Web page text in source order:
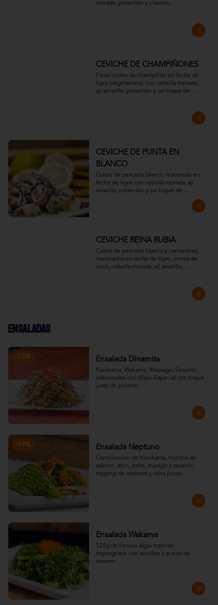
morada, pimentón y cilantro.
CEVICHE DE CHAMPIÑONES
Finos cortes de champiñón en leche de
tigre (vegetariana)  con cebolla morada,
ají amarillo, pimentón y un toque de
CEVICHE DE PUNTA EN
BLANCO
Cubos de pescado blanco, macerado en
leche de tigre con cebolla morada, ají
amarillo, pimentón y un toque de
CEVICHE REINA RUBIA
Cubos de pescado blanco y camarones,
macerados en leche de tigre, crema de
coco, cebolla morada, ají amarillo,
Ensaladas
-15% Ensalada Dinamita
Kanikama, Wakame, Massago, Sesamo,
aderezados con Mayo Especial con toque
justo de picante.
-19% Ensalada Neptuno
Combinacion de Kanikama, trocitos de
salmon, atun, palta, masago y sesamo,
topping de wakame y salsa ponzu.
Ensalada Wakame
125g de frescas algas marinas
impregnada con semillas y aceite de
sesamo